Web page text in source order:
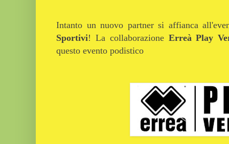
Intanto un nuovo partner si affianca
Sportivi! La collaborazione Erreà Play
questo evento podistico